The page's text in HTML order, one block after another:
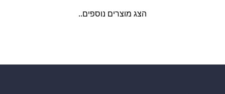
הצג מוצרים נוספים..